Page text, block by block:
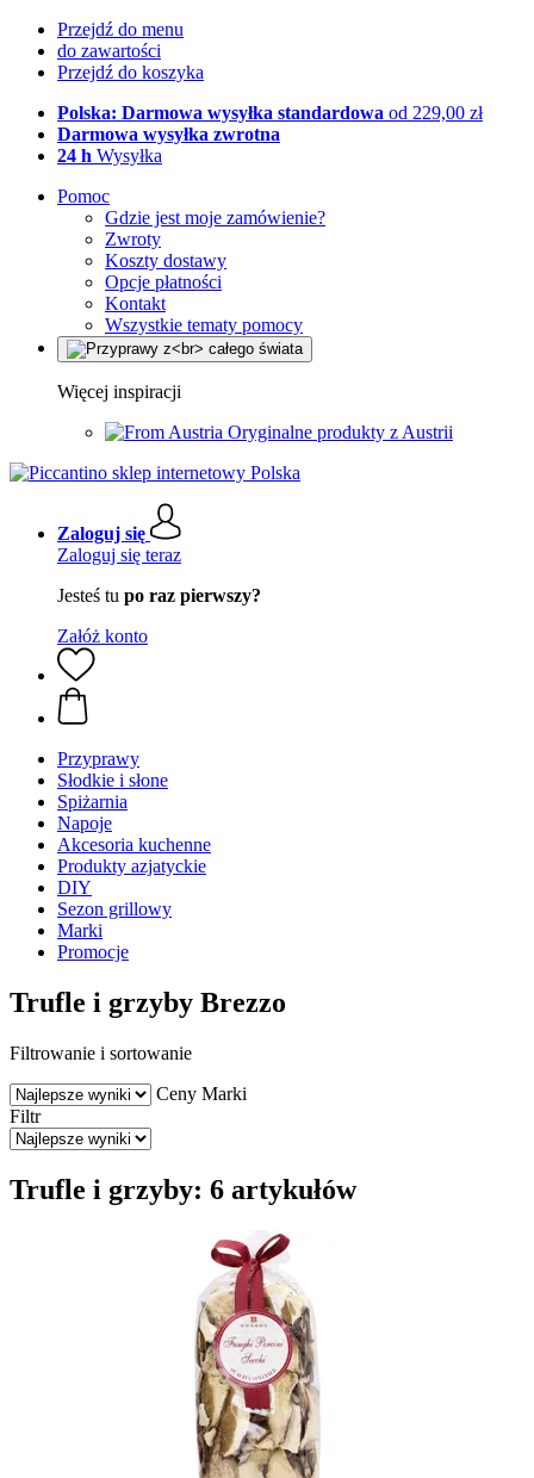
Przejdź do menu
do zawartości
Przejdź do koszyka
Polska: Darmowa wysyłka standardowa od 229,00 zł
Darmowa wysyłka zwrotna
24 h Wysyłka
Pomoc
Gdzie jest moje zamówienie?
Zwroty
Koszty dostawy
Opcje płatności
Kontakt
Wszystkie tematy pomocy
Więcej inspiracji
Oryginalne produkty z Austrii
Zaloguj się
Zaloguj się teraz
Jesteś tu po raz pierwszy?
Załóż konto
Przyprawy
Słodkie i słone
Spiżarnia
Napoje
Akcesoria kuchenne
Produkty azjatyckie
DIY
Sezon grillowy
Marki
Promocje
Trufle i grzyby Brezzo
Filtrowanie i sortowanie
Ceny Marki
Filtr
Trufle i grzyby: 6 artykułów